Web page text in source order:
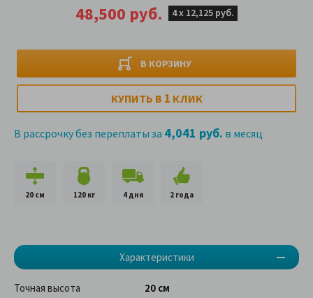
48,500 руб. 4 х 12,125 руб.
В КОРЗИНУ
КУПИТЬ В 1 КЛИК
В рассрочку без переплаты за 4,041 руб. в месяц
20 см 120 кг 4 дня 2 года
Характеристики
Точная высота
20 см